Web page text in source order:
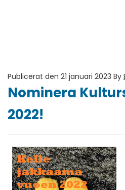
Publicerat den 21 januari 2023 By
Nominera
2022!